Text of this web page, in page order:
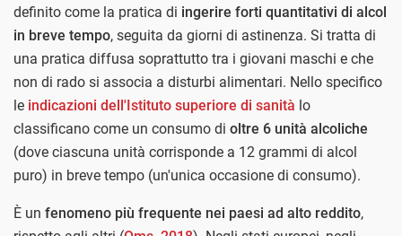
definito come la pratica di ingerire forti quantitativi di alcol
in breve tempo, seguita da giorni di astinenza. Si tratta di
una pratica diffusa soprattutto tra i giovani maschi e che
non di rado si associa a disturbi alimentari. Nello specifico
le indicazioni dell'Istituto superiore di sanità lo
classificano come un consumo di oltre 6 unità alcoliche
(dove ciascuna unità corrisponde a 12 grammi di alcol
puro) in breve tempo (un'unica occasione di consumo).
È un fenomeno più frequente nei paesi ad alto reddito,